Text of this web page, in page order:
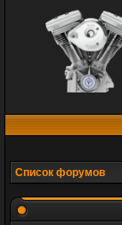
Список форумов